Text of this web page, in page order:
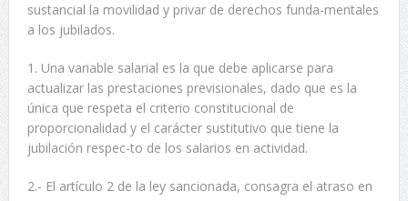
sustancial la movilidad y privar de derechos funda-mentales
a los jubilados.
1. Una variable salarial es la que debe aplicarse para
actualizar las prestaciones previsionales, dado que es la
única que respeta el criterio constitucional de
proporcionalidad y el carácter sustitutivo que tiene la
jubilación respec-to de los salarios en actividad.
2.- El artículo 2 de la ley sancionada, consagra el atraso en